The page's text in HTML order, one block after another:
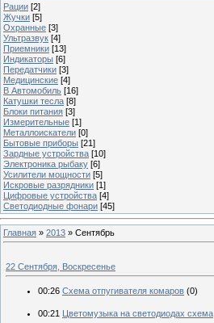
Рации [2]
Жучки [5]
Охранные [3]
Ультразвук [4]
Приемники [13]
Индикаторы [6]
Передатчики [3]
Медицинские [4]
В Автомобиль [16]
Катушки тесла [8]
Блоки питания [3]
Измерительные [1]
Металлоискатели [0]
Бытовые приборы [21]
Зардные устройства [10]
Электроника рыбаку [6]
Усилители мощности [5]
Искровые разрядники [1]
Цифровые устройства [4]
Светодиодные фонари [45]
Главная » 2013 » Сентябрь
22 Сентября, Воскресенье
00:26 Схема отпугивателя комаров (0)
00:21 Цветомузыка на светодиодах схема